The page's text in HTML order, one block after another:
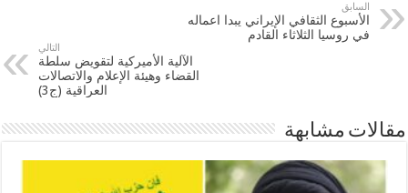
السابق
الأسبوع الثقافي الإيراني يبدا اعماله
في روسيا الثلاثاء القادم
التالي
الآلية الأميركية لتقويض سلطة
القضاء وهيئة الإعلام والاتصالات
العراقية (ج3)
مقالات مشابهة